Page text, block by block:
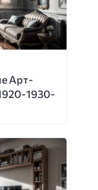
Арт-
1930-